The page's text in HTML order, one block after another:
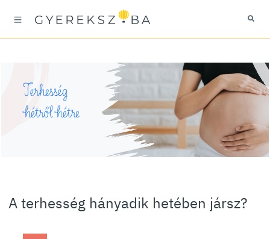
Terhesség
hétről hétre
A terhesség hányadik hetében jársz?